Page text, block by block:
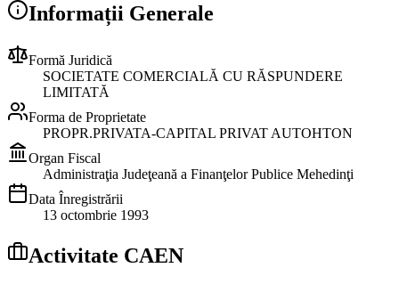
Informații Generale
Formă Juridică
SOCIETATE COMERCIALĂ CU RĂSPUNDERE
LIMITATĂ
Forma de Proprietate
PROPR.PRIVATA-CAPITAL PRIVAT AUTOHTON
Organ Fiscal
Administraţia Judeţeană a Finanţelor Publice Mehedinţi
Data Înregistrării
13 octombrie 1993
Activitate CAEN